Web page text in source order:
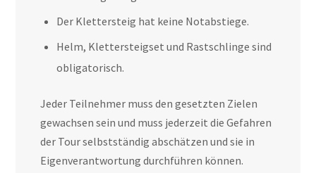
Der Klettersteig hat keine Notabstiege.
Helm, Klettersteigset und Rastschlinge sind
obligatorisch.
Jeder Teilnehmer muss den gesetzten Zielen
gewachsen sein und muss jederzeit die Gefahren
der Tour selbstständig abschätzen und sie in
Eigenverantwortung durchführen können.